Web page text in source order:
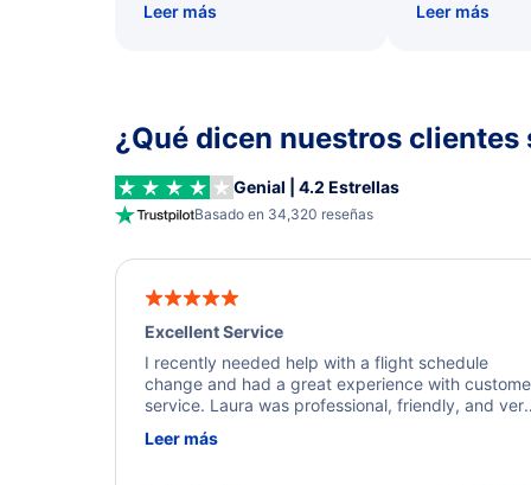
Leer más Leer más
¿Qué dicen nuestros
Genial | 4.2 Estrellas
Basado en 34,320 reseñas
Excellent Service
I recently needed help with a flight schedule
change and had a great experience with
service. Laura was professional, friendly, and very
a solution and kept me informed of the next steps.
Leer más